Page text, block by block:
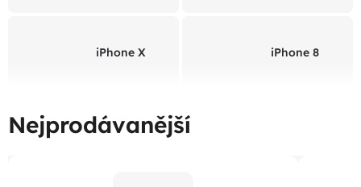
iPhone X iPhone 8
Nejprodávanější